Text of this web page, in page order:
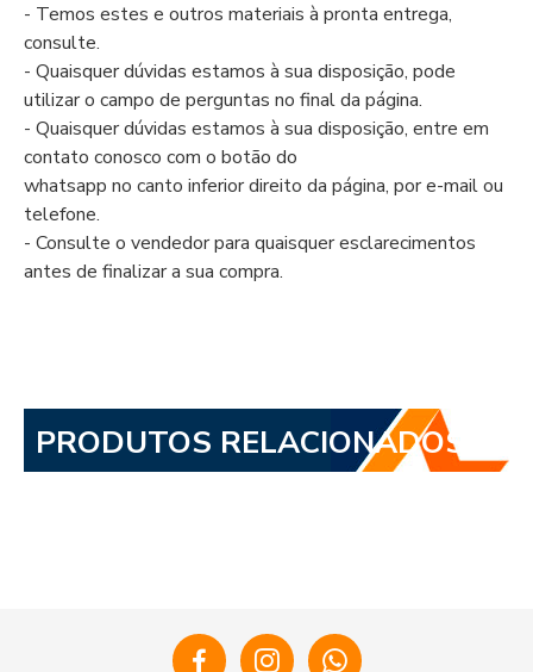
- Temos estes e outros materiais à pronta entrega,
consulte.
- Quaisquer dúvidas estamos à sua disposição, pode
utilizar o campo de perguntas no final da página.
- Quaisquer dúvidas estamos à sua disposição, entre em
contato conosco com o botão do
whatsapp no canto inferior direito da página, por e-mail ou
telefone.
- Consulte o vendedor para quaisquer esclarecimentos
antes de finalizar a sua compra.
PRODUTOS RELACIONADOS